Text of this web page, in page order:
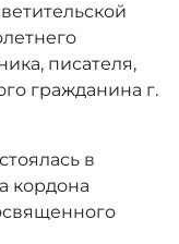
писателя,
гражданина г.
в
кордона